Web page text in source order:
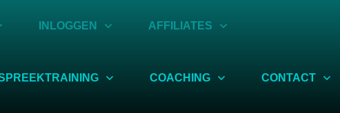
INLOGGEN AFFILIATES
COACHING CONTACT